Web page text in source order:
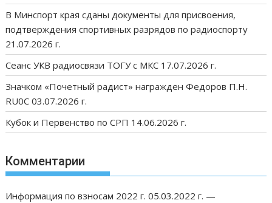
В Минспорт края сданы документы для присвоения,
подтверждения спортивных разрядов по радиоспорту
21.07.2026 г.
Сеанс УКВ радиосвязи ТОГУ с МКС 17.07.2026 г.
Значком «Почетный радист» награжден Федоров П.Н.
RU0C 03.07.2026 г.
Кубок и Первенство по СРП 14.06.2026 г.
Комментарии
Информация по взносам 2022 г. 05.03.2022 г. —